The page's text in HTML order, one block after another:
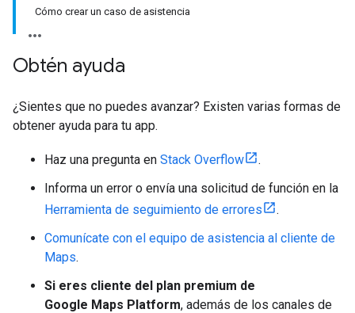
Cómo crear un caso de asistencia
Obtén ayuda
¿Sientes que no puedes avanzar? Existen varias formas de
obtener ayuda para tu app.
Haz una pregunta en Stack Overflow
.
Informa un error o envía una solicitud de función en la
Herramienta de seguimiento de errores
.
Comunícate con el equipo de asistencia al cliente de
Maps.
Si eres cliente del plan premium de
Google Maps Platform, además de los canales de